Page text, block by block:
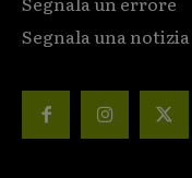
Segnala una notizia